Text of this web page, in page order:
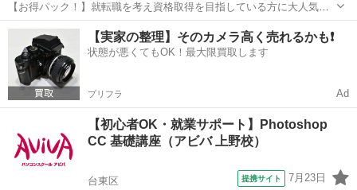
【お得パック！】就転職を考え資格取得を目指している方に大人気の
MOS PowerPointを短期集中で目指す検定対策の講座です。新規お問い
合わせ頂いた方限定でリーズナブルな受講料で学べる人気講座です！
東京 立川市 パワーポイント
【実家の整理】そのカメラ高く売れるかも❗️
状態が悪くてもOK！最大限買取します
プリフラ Ad
【初心者OK・就業サポート】Photoshop
CC 基礎講座（アビバ 上野校）
台東区 提携サイト 7月23日